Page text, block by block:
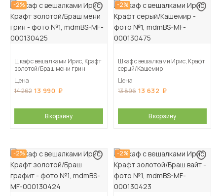
-2%
Шкаф с вешалками Ирис, Крафт
золотой/Браш мени грин
Цена
14 262 13 990
В корзину
-2%
Шкаф с вешалками Ирис, Крафт
серый/Кашемир
Цена
13 896 13 632
В корзину
-2% -2%